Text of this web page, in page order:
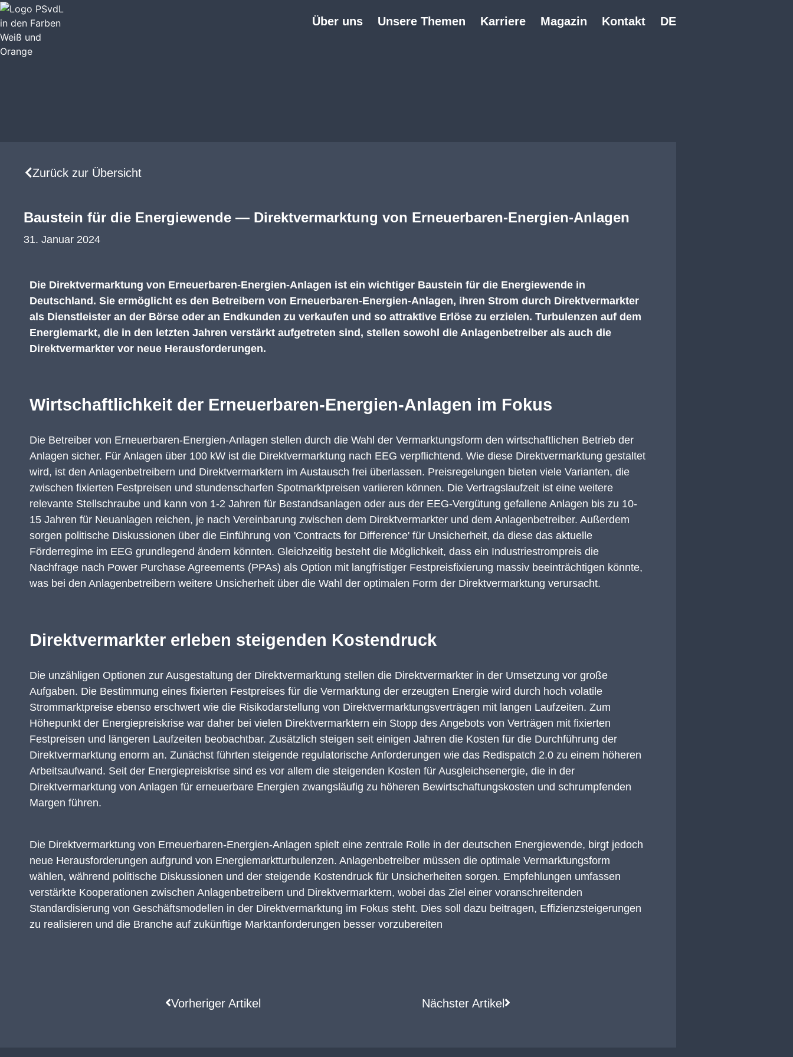
Über uns Unsere Themen Karriere Magazin Kontakt DE
Zurück zur Übersicht
Baustein für die Energiewende — Direktvermarktung von Erneuerbaren-Energien-Anlagen
31. Januar 2024
Die Direktvermarktung von Erneuerbaren-Energien-Anlagen ist ein wichtiger Baustein für die Energiewende in
Deutschland. Sie ermöglicht es den Betreibern von Erneuerbaren-Energien-Anlagen, ihren Strom durch Direktvermarkter
als Dienstleister an der Börse oder an Endkunden zu verkaufen und so attraktive Erlöse zu erzielen. Turbulenzen auf dem
Energiemarkt, die in den letzten Jahren verstärkt aufgetreten sind, stellen sowohl die Anlagenbetreiber als auch die
Direktvermarkter vor neue Herausforderungen.
Wirtschaftlichkeit der Erneuerbaren-Energien-Anlagen im Fokus
Die Betreiber von Erneuerbaren-Energien-Anlagen stellen durch die Wahl der Vermarktungsform den wirtschaftlichen Betrieb der
Anlagen sicher. Für Anlagen über 100 kW ist die Direktvermarktung nach EEG verpflichtend. Wie diese Direktvermarktung gestaltet
wird, ist den Anlagenbetreibern und Direktvermarktern im Austausch frei überlassen. Preisregelungen bieten viele Varianten, die
zwischen fixierten Festpreisen und stundenscharfen Spotmarktpreisen variieren können. Die Vertragslaufzeit ist eine weitere
relevante Stellschraube und kann von 1-2 Jahren für Bestandsanlagen oder aus der EEG-Vergütung gefallene Anlagen bis zu 10-
15 Jahren für Neuanlagen reichen, je nach Vereinbarung zwischen dem Direktvermarkter und dem Anlagenbetreiber. Außerdem
sorgen politische Diskussionen über die Einführung von 'Contracts for Difference' für Unsicherheit, da diese das aktuelle
Förderregime im EEG grundlegend ändern könnten. Gleichzeitig besteht die Möglichkeit, dass ein Industriestrompreis die
Nachfrage nach Power Purchase Agreements (PPAs) als Option mit langfristiger Festpreisfixierung massiv beeinträchtigen könnte,
was bei den Anlagenbetreibern weitere Unsicherheit über die Wahl der optimalen Form der Direktvermarktung verursacht.
Direktvermarkter erleben steigenden Kostendruck
Die unzähligen Optionen zur Ausgestaltung der Direktvermarktung stellen die Direktvermarkter in der Umsetzung vor große
Aufgaben. Die Bestimmung eines fixierten Festpreises für die Vermarktung der erzeugten Energie wird durch hoch volatile
Strommarktpreise ebenso erschwert wie die Risikodarstellung von Direktvermarktungsverträgen mit langen Laufzeiten. Zum
Höhepunkt der Energiepreiskrise war daher bei vielen Direktvermarktern ein Stopp des Angebots von Verträgen mit fixierten
Festpreisen und längeren Laufzeiten beobachtbar. Zusätzlich steigen seit einigen Jahren die Kosten für die Durchführung der
Direktvermarktung enorm an. Zunächst führten steigende regulatorische Anforderungen wie das Redispatch 2.0 zu einem höheren
Arbeitsaufwand. Seit der Energiepreiskrise sind es vor allem die steigenden Kosten für Ausgleichsenergie, die in der
Direktvermarktung von Anlagen für erneuerbare Energien zwangsläufig zu höheren Bewirtschaftungskosten und schrumpfenden
Margen führen.
Die Direktvermarktung von Erneuerbaren-Energien-Anlagen spielt eine zentrale Rolle in der deutschen Energiewende, birgt jedoch
neue Herausforderungen aufgrund von Energiemarktturbulenzen. Anlagenbetreiber müssen die optimale Vermarktungsform
wählen, während politische Diskussionen und der steigende Kostendruck für Unsicherheiten sorgen. Empfehlungen umfassen
verstärkte Kooperationen zwischen Anlagenbetreibern und Direktvermarktern, wobei das Ziel einer voranschreitenden
Standardisierung von Geschäftsmodellen in der Direktvermarktung im Fokus steht. Dies soll dazu beitragen, Effizienzsteigerungen
zu realisieren und die Branche auf zukünftige Marktanforderungen besser vorzubereiten
Vorheriger Artikel Nächster Artikel